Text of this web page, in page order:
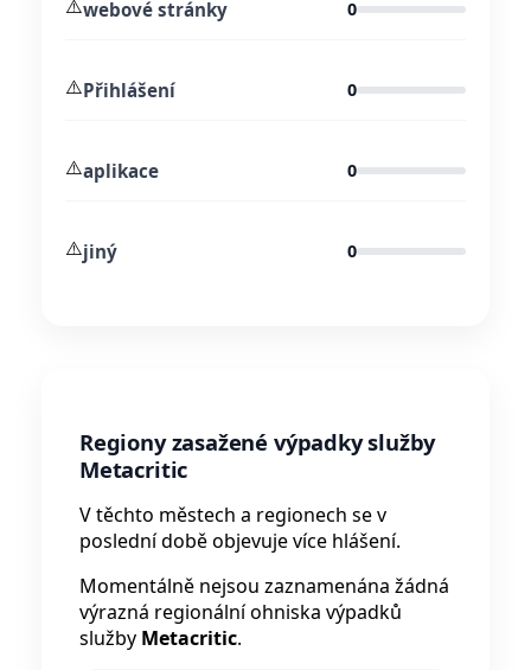
⚠️webové stránky 0
⚠️Přihlášení 0
⚠️aplikace 0
⚠️jiný 0
Regiony zasažené výpadky služby
Metacritic
V těchto městech a regionech se v
poslední době objevuje více hlášení.
Momentálně nejsou zaznamenána žádná
výrazná regionální ohniska výpadků
služby Metacritic.